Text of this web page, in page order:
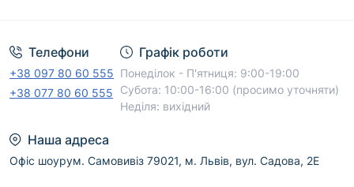
очищення систем аспірації точно не вийде обійтися.
Чистота цих систем - запорука здоров'я пацієнтів та
гарної репутації вашого медичного закладу.
Телефони
+38 097 80 60 555
+38 077 80 60 555
Графік роботи
Понеділок - П'ятниця: 9:00-19:00
Субота: 10:00-16:00 (просимо уточняти)
Неділя: вихідний
Наша адреса
Офіс шоурум. Самовивіз 79021, м. Львів, вул. Садова, 2Е